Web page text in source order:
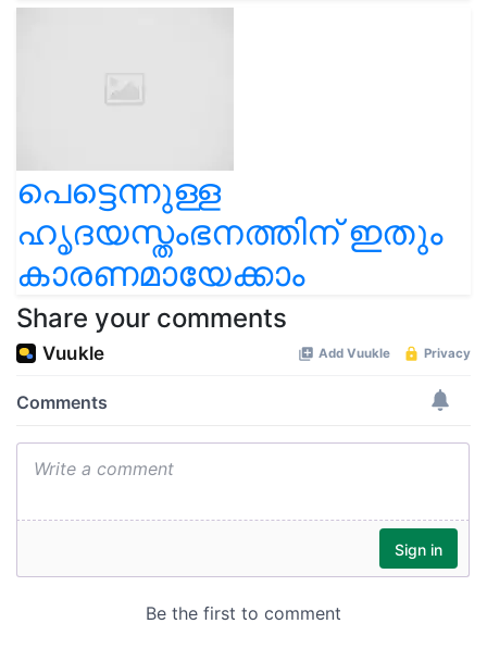
പെട്ടെന്നുള്ള
ഹൃദയസ്തംഭനത്തിന് ഇതും
കാരണമായേക്കാം
Share your comments